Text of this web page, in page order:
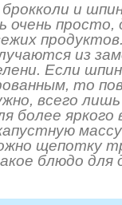
и
очень просто,
из
Если
то
всего
более яркого
щепотку
блюдо для